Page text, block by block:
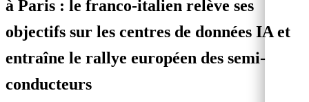
à Paris : le franco-italien relève ses
objectifs sur les centres de données IA et
entraîne le rallye européen des semi-
conducteurs